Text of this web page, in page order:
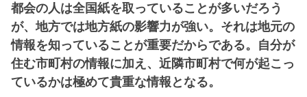
都会の人は全国紙を取っていることが多いだろう
が、地方では地方紙の影響力が強い。それは地元の
情報を知っていることが重要だからである。自分が
住む市町村の情報に加え、近隣市町村で何が起こっ
ているかは極めて貴重な情報となる。